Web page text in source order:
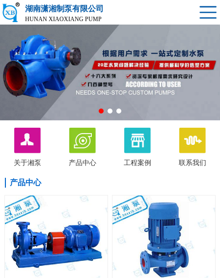
湖南潇湘制泵有限公司
HUNAN XIAOXIANG PUMP
关于湘泵 产品中心 工程案例 联系我们
产品中心